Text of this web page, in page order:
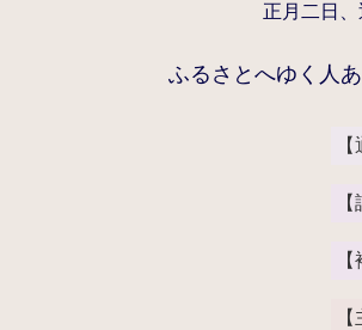
正月二日
ふるさとへゆく人